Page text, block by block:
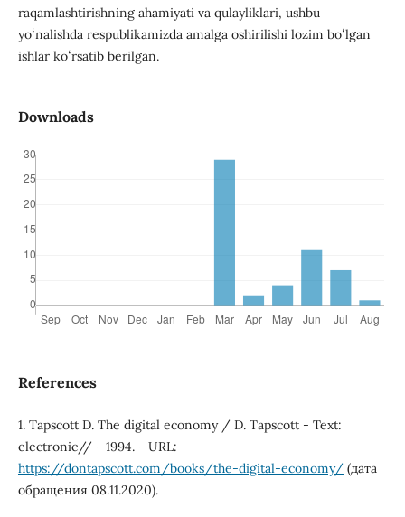
raqamlashtirishning ahamiyati va qulayliklari, ushbu
yoʻnalishda respublikamizda amalga oshirilishi lozim boʻlgan
ishlar koʻrsatib berilgan.
Downloads
References
1. Tapscott D. The digital economy / D. Tapscott - Text:
electronic// - 1994. - URL:
https://dontapscott.com/books/the-digital-economy/(дата
обращения 08.11.2020).